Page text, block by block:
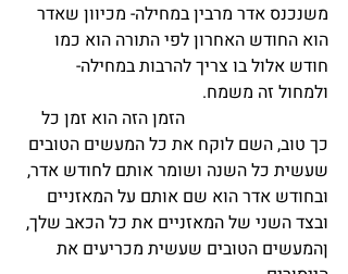
משנכנס אדר מרבין במחילה- מכיוון שאדר
הוא החודש האחרון לפי התורה הוא כמו
חודש אלול בו צריך להרבות במחילה-
ולמחול זה משמח.
                                 הזמן הזה הוא זמן כל
כך טוב, השם לוקח את כל המעשים הטובים
שעשית כל השנה ושומר אותם לחודש אדר,
ובחודש אדר הוא שם אותם על המאזניים
ובצד השני של המאזניים את כל הכאב שלך,
ןהמעשים הטובים שעשית מכריעים את